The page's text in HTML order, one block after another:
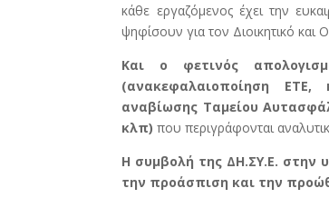
κάθε εργαζόμενος έχει την
ψηφίσουν για τον Διοικητικό
Και ο φετινός
(ανακεφαλαιοποίηση ΕΤΕ,
αναβίωσης Ταμείου
κλπ) που περιγράφονται
Η συμβολή της ΔΗ.ΣΥ.Ε. στην
την προάσπιση και την